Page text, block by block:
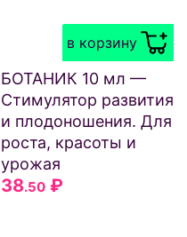
в корзину
БОТАНИК 10 мл —
Стимулятор развития
и плодоношения. Для
роста, красоты и
урожая
38.50 ₽